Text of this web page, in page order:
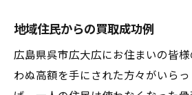
コツと注意点
買取のトラブルを避ける
広島県呉市広大広での安
地域住民からの買取成功例
広島県呉市広大広にお住まいの皆
わぬ高額を手にされた方々がいら